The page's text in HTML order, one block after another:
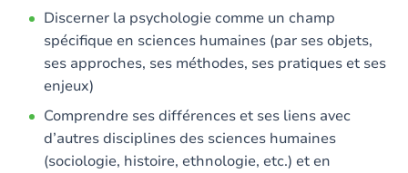
Contenu
Table des matières
Exercices
Discerner la psychologie comme un champ
spécifique en sciences humaines (par ses objets,
ses approches, ses méthodes, ses pratiques et ses
enjeux)
Comprendre ses différences et ses liens avec
d’autres disciplines des sciences humaines
(sociologie, histoire, ethnologie, etc.) et en